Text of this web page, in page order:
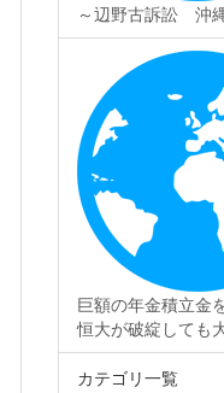
～辺野古訴訟 沖
巨額の年金積立金
恒大が破綻しても
カテゴリ一覧